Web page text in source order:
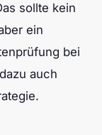
sollte kein
ein
bei
auch